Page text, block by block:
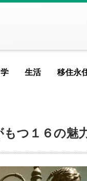
ランド
アルメニ
リア
ウクライ
オースト
移住永
記事が見つか
MOST
記事が見つ
MOST
記
記事が
MOST
生活
見つかりま
VIEWED
もつ１６の魅